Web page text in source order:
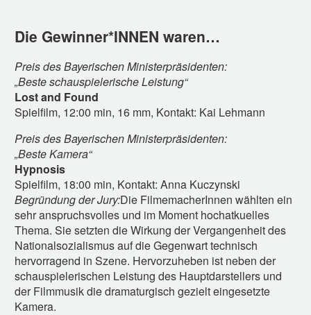
Die Gewinner*INNEN waren…
Preis des Bayerischen Ministerpräsidenten:
„Beste schauspielerische Leistung“
Lost and Found
Spielfilm, 12:00 min, 16 mm, Kontakt: Kai Lehmann
Preis des Bayerischen Ministerpräsidenten:
„Beste Kamera“
Hypnosis
Spielfilm, 18:00 min, Kontakt: Anna Kuczynski
Begründung der Jury:Die FilmemacherInnen wählten ein
sehr anspruchsvolles und im Moment hochatkuelles
Thema. Sie setzten die Wirkung der Vergangenheit des
Nationalsozialismus auf die Gegenwart technisch
hervorragend in Szene. Hervorzuheben ist neben der
schauspielerischen Leistung des Hauptdarstellers und
der Filmmusik die dramaturgisch gezielt eingesetzte
Kamera.